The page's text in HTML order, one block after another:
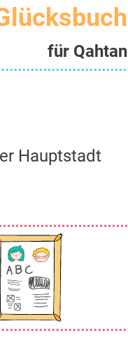
für Qahtan
Hauptstadt